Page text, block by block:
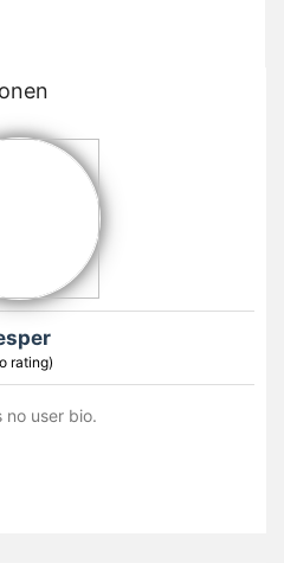
rating)
no user bio.